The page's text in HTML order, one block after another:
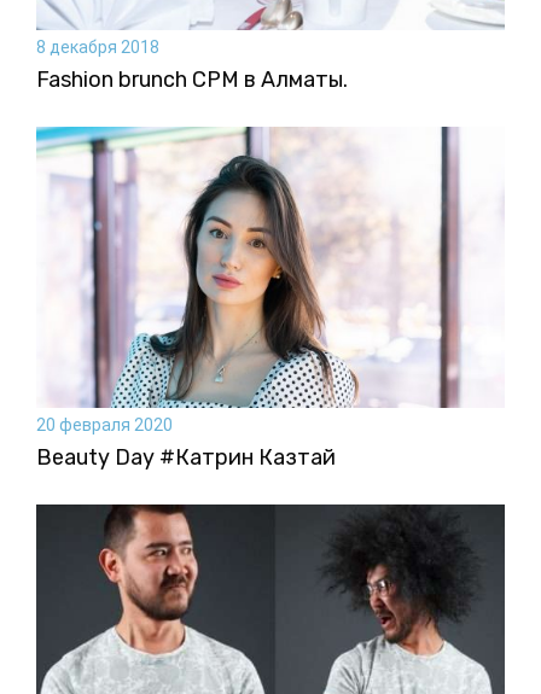
8 декабря 2018
Fashion brunch CPM в Алматы.
20 февраля 2020
Beauty Day #Катрин Казтай